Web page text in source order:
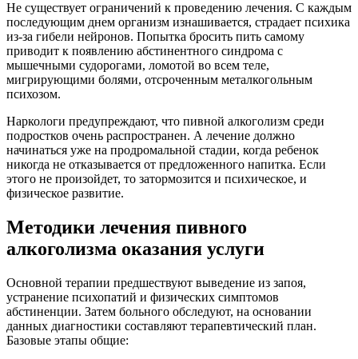
Не существует ограничений к проведению лечения. С каждым
последующим днем организм изнашивается, страдает психика
из-за гибели нейронов. Попытка бросить пить самому
приводит к появлению абстинентного синдрома с
мышечными судорогами, ломотой во всем теле,
мигрирующими болями, отсроченным металкогольным
психозом.
Наркологи предупреждают, что пивной алкоголизм среди
подростков очень распространен. А лечение должно
начинаться уже на продромальной стадии, когда ребенок
никогда не отказывается от предложенного напитка. Если
этого не произойдет, то затормозится и психическое, и
физическое развитие.
Методики лечения пивного
алкоголизма оказания услуги
Основной терапии предшествуют выведение из запоя,
устранение психопатий и физических симптомов
абстиненции. Затем больного обследуют, на основании
данных диагностики составляют терапевтический план.
Базовые этапы общие: